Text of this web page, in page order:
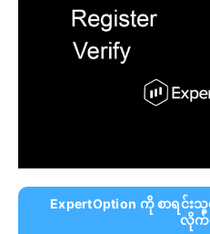
ExpertOption ကို စာရင်း
လိုက်